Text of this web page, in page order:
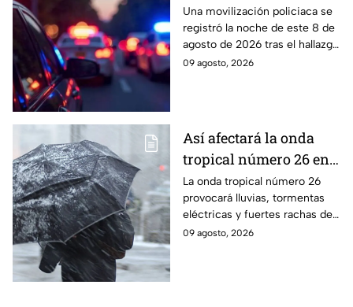
encontrados en
Ahuatlán, Puebla, HOY:
Esto se sabe
Una movilización policiaca se
registró la noche de este 8 de
agosto de 2026 tras el hallazgo
de dos cuerpos en
09 agosto, 2026
Así afectará la onda
tropical número 26 en
Puebla: Pronóstico y
riesgos
La onda tropical número 26
provocará lluvias, tormentas
eléctricas y fuertes rachas de
viento en Puebla, con mayor
09 agosto, 2026